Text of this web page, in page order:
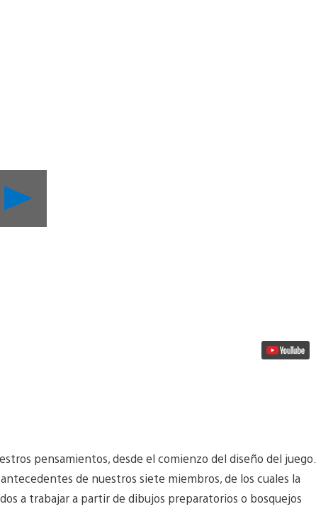
Video
pensamientos, desde el comienzo del diseño del juego.
de nuestros siete miembros, de los cuales la
a trabajar a partir de dibujos preparatorios o bosquejos